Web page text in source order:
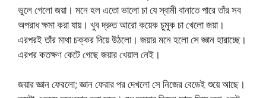
ভুলে গেলো জয়া। মনে হল এতো ভালো চা যে স্বামী বানাতে পারে তাঁর সব
অপরাধ ক্ষমা করা যায়। খুব দ্রুত আরো কয়েক চুমুক চা খেলো জয়া।
এরপরই তাঁর মাথা চক্কর দিয়ে উঠলো। জয়ার মনে হলো সে জ্ঞান হারাচ্ছে।
এরপর কতক্ষণ কেটে গেছে জয়ার খেয়াল নেই।
জয়ার জ্ঞান ফেরলো; জ্ঞান ফেরার পর দেখলো সে নিজের বেডেই শুয়ে আছে।